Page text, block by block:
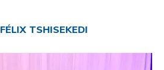
FÉLIX TSHISEKEDI